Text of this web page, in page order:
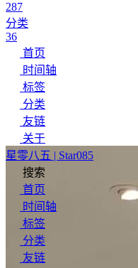
287
分类
36
首页
时间轴
标签
分类
友链
关于
星零八五 | Star085
搜索
首页
时间轴
标签
分类
友链